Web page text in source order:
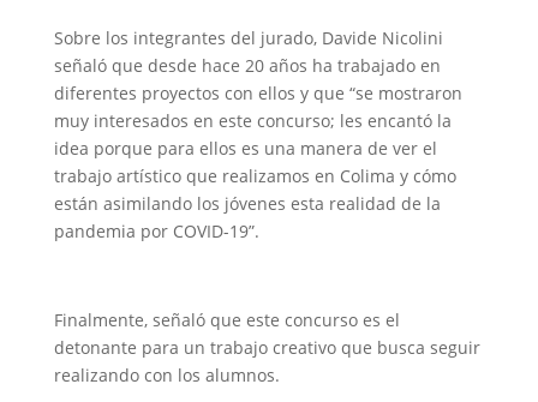
Sobre los integrantes del jurado, Davide Nicolini
señaló que desde hace 20 años ha trabajado en
diferentes proyectos con ellos y que “se mostraron
muy interesados en este concurso; les encantó la
idea porque para ellos es una manera de ver el
trabajo artístico que realizamos en Colima y cómo
están asimilando los jóvenes esta realidad de la
pandemia por COVID-19”.
Finalmente, señaló que este concurso es el
detonante para un trabajo creativo que busca seguir
realizando con los alumnos.